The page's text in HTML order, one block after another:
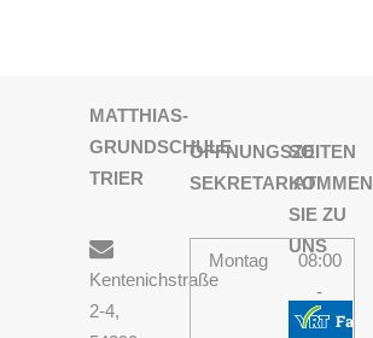
MATTHIAS-
GRUNDSCHULE
TRIER
Kentenichstraße
2-4,
ÖFFNUNGSZEITEN
SEKRETARIAT
Montag
08:00
-
13:30
SO
KOMMEN
SIE ZU
UNS